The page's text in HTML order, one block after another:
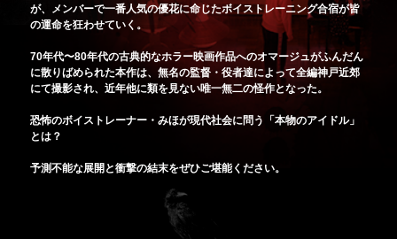
が、メンバーで一番人気の優花に命じたボイストレーニング合宿が皆
の運命を狂わせていく。
70年代〜80年代の古典的なホラー映画作品へのオマージュがふんだん
に散りばめられた本作は、無名の監督・役者達によって全編神戸近郊
にて撮影され、近年他に類を見ない唯一無二の怪作となった。
恐怖のボイストレーナー・みほが現代社会に問う「本物のアイドル」
とは？
予測不能な展開と衝撃の結末をぜひご堪能ください。